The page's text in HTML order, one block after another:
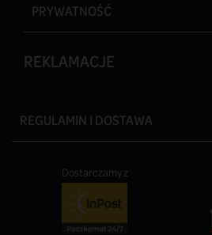
PRYWATNOŚĆ
REKLAMACJE
REGULAMIN I DOSTAWA
Dostarczamy z